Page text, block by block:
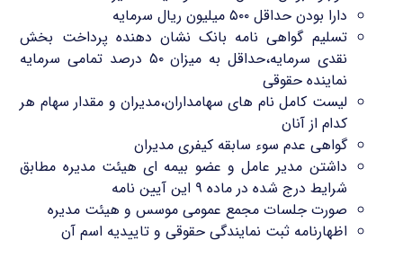
دارا بودن حداقل ۵۰۰ میلیون ریال سرمایه
تسلیم گواهی نامه بانک نشان دهنده پرداخت بخش
نقدی سرمایه،حداقل به میزان ۵۰ درصد تمامی سرمایه
نماینده حقوقی
لیست کامل نام های سهامداران،مدیران و مقدار سهام هر
کدام از آنان
گواهی عدم سوء سابقه کیفری مدیران
داشتن مدیر عامل و عضو بیمه ای هیئت مدیره مطابق
شرایط درج شده در ماده ۹ این آیین نامه
صورت جلسات مجمع عمومی موسس و هیئت مدیره
اظهارنامه ثبت نمایندگی حقوقی و تاییدیه اسم آن